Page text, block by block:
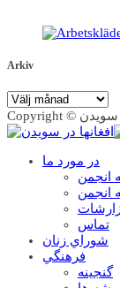
Arkiv
Arkiv
در مورد ما
انجمن
انجمن
تماس
شوراي زنان
فرهنگي
گنجينه